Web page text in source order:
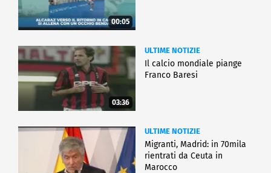
00:05
03:36
ULTIME NOTIZIE
Il calcio mondiale piange
Franco Baresi
ULTIME NOTIZIE
Migranti, Madrid: in 70mila
rientrati da Ceuta in
Marocco